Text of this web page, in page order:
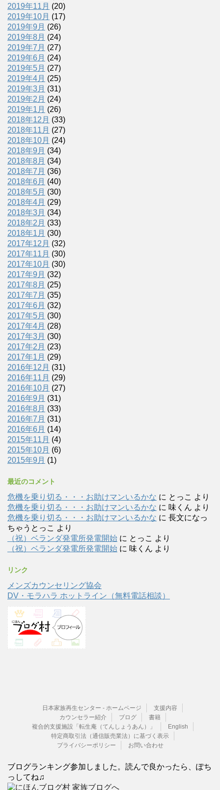
2019年11月 (20)
2019年10月 (17)
2019年9月 (26)
2019年8月 (24)
2019年7月 (27)
2019年6月 (24)
2019年5月 (27)
2019年4月 (25)
2019年3月 (31)
2019年2月 (24)
2019年1月 (26)
2018年12月 (33)
2018年11月 (27)
2018年10月 (24)
2018年9月 (34)
2018年8月 (34)
2018年7月 (36)
2018年6月 (40)
2018年5月 (30)
2018年4月 (29)
2018年3月 (34)
2018年2月 (33)
2018年1月 (30)
2017年12月 (32)
2017年11月 (30)
2017年10月 (30)
2017年9月 (32)
2017年8月 (25)
2017年7月 (35)
2017年6月 (32)
2017年5月 (30)
2017年4月 (28)
2017年3月 (30)
2017年2月 (23)
2017年1月 (29)
2016年12月 (31)
2016年11月 (29)
2016年10月 (27)
2016年9月 (31)
2016年8月 (33)
2016年7月 (31)
2016年6月 (14)
2015年11月 (4)
2015年10月 (6)
2015年9月 (1)
最近のコメント
危機を乗り切る・・・お助けマンいるかな に とっこ より
危機を乗り切る・・・お助けマンいるかな に 味くん より
危機を乗り切る・・・お助けマンいるかな に 長文になっ
ちゃうとっこ より
（祝）ベランダ発電所発電開始 に とっこ より
（祝）ベランダ発電所発電開始 に 味くん より
リンク
メンズカウンセリング協会
DV・モラハラ ホットライン（無料電話相談）
日本家族再生センター - ホームページ
支援内容
カウンセラー紹介
ブログ
書籍
複合的支援施設「転生庵（てんしょうあん）」
English
特定商取引法（通信販売業法）に基づく表示
プライバシーポリシー
お問い合わせ
ブログランキング参加しました。読んで良かったら、ぽち
っしてね♫